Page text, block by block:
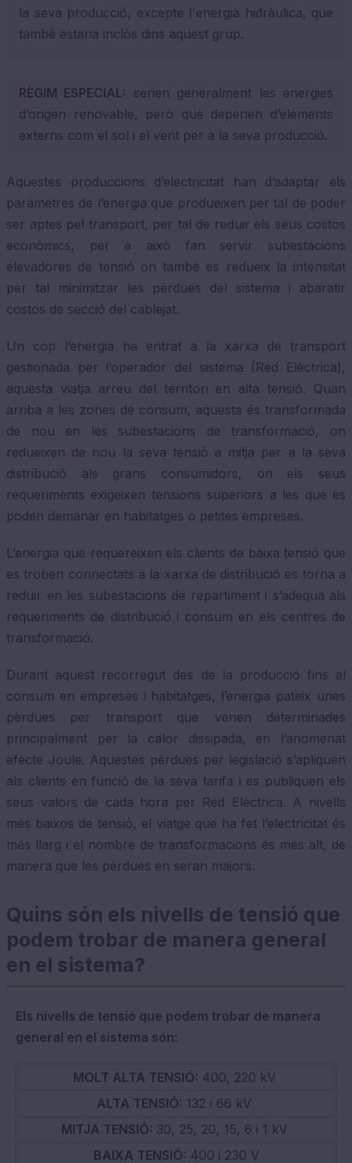
la seva producció, excepte l'energia hidràulica, que
també estaria inclòs dins aquest grup.
RÈGIM ESPECIAL: serien generalment les energies
d’origen renovable, però que depenen d’elements
externs com el sol i el vent per a la seva producció.
Aquestes produccions d’electricitat han d’adaptar els
paràmetres de l’energia que produeixen per tal de poder
ser aptes pel transport, per tal de reduir els seus costos
econòmics, per a això fan servir subestacions
elevadores de tensió on també es redueix la intensitat
per tal minimitzar les pèrdues del sistema i abaratir
costos de secció del cablejat.
Un cop l’energia ha entrat a la xarxa de transport
gestionada per l’operador del sistema (Red Elèctrica),
aquesta viatja arreu del territori en alta tensió. Quan
arriba a les zones de consum, aquesta és transformada
de nou en les subestacions de transformació, on
redueixen de nou la seva tensió a mitja per a la seva
distribució als grans consumidors, on els seus
requeriments exigeixen tensions superiors a les que es
poden demanar en habitatges o petites empreses.
L’energia que requereixen els clients de baixa tensió que
es troben connectats a la xarxa de distribució es torna a
reduir en les subestacions de repartiment i s’adequa als
requeriments de distribució i consum en els centres de
transformació.
Durant aquest recorregut des de la producció fins al
consum en empreses i habitatges, l’energia pateix unes
pèrdues per transport que venen determinades
principalment per la calor dissipada, en l’anomenat
efecte Joule. Aquestes pèrdues per legislació s’apliquen
als clients en funció de la seva tarifa i es publiquen els
seus valors de cada hora per Red Elèctrica. A nivells
més baixos de tensió, el viatge que ha fet l’electricitat és
més llarg i el nombre de transformacions és més alt, de
manera que les pèrdues en seran majors.
Quins són els nivells de tensió que
podem trobar de manera general
en el sistema?
Els nivells de tensió que podem trobar de manera
general en el sistema són:
MOLT ALTA TENSIÓ: 400, 220 kV
ALTA TENSIÓ: 132 i 66 kV
MITJA TENSIÓ: 30, 25, 20, 15, 6 i 1 kV
BAIXA TENSIÓ: 400 i 230 V